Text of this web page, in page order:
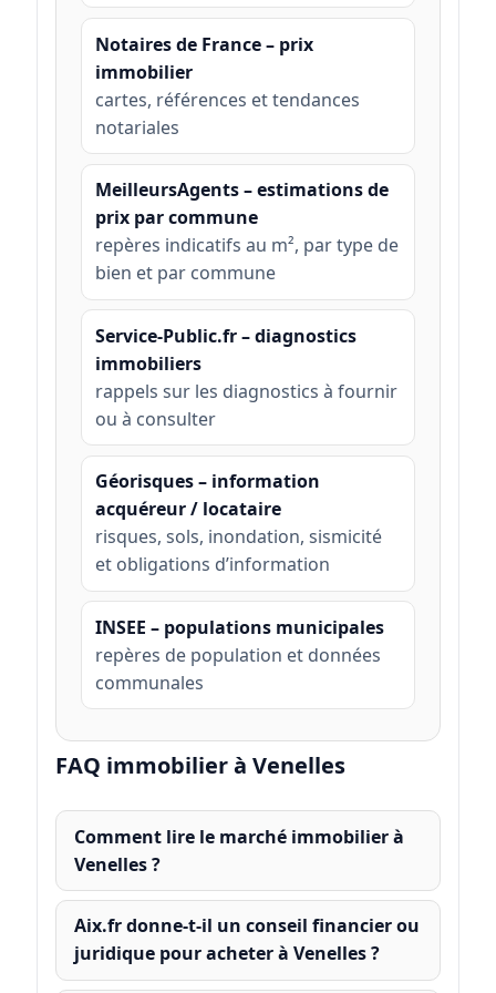
Notaires de France – prix
immobilier
cartes, références et tendances
notariales
MeilleursAgents – estimations de
prix par commune
repères indicatifs au m², par type de
bien et par commune
Service-Public.fr – diagnostics
immobiliers
rappels sur les diagnostics à fournir
ou à consulter
Géorisques – information
acquéreur / locataire
risques, sols, inondation, sismicité
et obligations d’information
INSEE – populations municipales
repères de population et données
communales
FAQ immobilier à Venelles
Comment lire le marché immobilier à
Venelles ?
Aix.fr donne-t-il un conseil financier ou
juridique pour acheter à Venelles ?